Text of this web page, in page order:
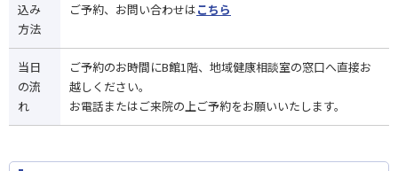
込み
方法
ご予約、お問い合わせはこちら
当日
の流
れ
ご予約のお時間にB館1階、地域健康相談室の窓口へ直接お
越しください。
お電話またはご来院の上ご予約をお願いいたします。